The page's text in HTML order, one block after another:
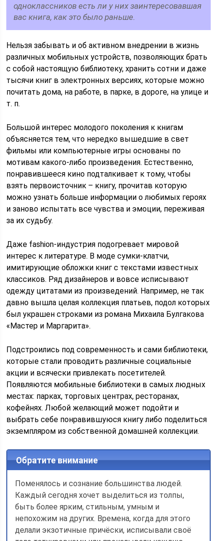
одноклассников есть ли у них заинтересовавшая
вас книга, как это было раньше.
Нельзя забывать и об активном внедрении в жизнь
различных мобильных устройств, позволяющих брать
с собой настоящую библиотеку, хранить сотни и даже
тысячи книг в электронных версиях, которые можно
почитать дома, на работе, в парке, в дороге, на улице и
т. п.
Большой интерес молодого поколения к книгам
объясняется тем, что нередко вышедшие в свет
фильмы или компьютерные игры основаны по
мотивам какого-либо произведения. Естественно,
понравившееся кино подталкивает к тому, чтобы
взять первоисточник – книгу, прочитав которую
можно узнать больше информации о любимых героях
и заново испытать все чувства и эмоции, переживая
за их судьбу.
Даже fashion-индустрия подогревает мировой
интерес к литературе. В моде сумки-клатчи,
имитирующие обложки книг с текстами известных
классиков. Ряд дизайнеров и вовсе исписывают
одежду цитатами из произведений. Например, не так
давно вышла целая коллекция платьев, подол которых
был украшен строками из романа Михаила Булгакова
«Мастер и Маргарита».
Подстроились под современность и сами библиотеки,
которые стали проводить различные социальные
акции и всячески привлекать посетителей.
Появляются мобильные библиотеки в самых людных
местах: парках, торговых центрах, ресторанах,
кофейнях. Любой желающий может подойти и
выбрать себе понравившуюся книгу либо поделиться
экземпляром из собственной домашней коллекции.
Обратите внимание
Поменялось и сознание большинства людей.
Каждый сегодня хочет выделиться из толпы,
быть более ярким, стильным, умным и
непохожим на других. Времена, когда для этого
делали экзотичные причёски, исписывали своё